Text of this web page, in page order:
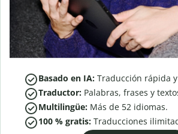
Basado en IA: Traducción rápida
Traductor: Palabras, frases y
Multilingüe: Más de 52 idiomas.
100 % gratis: Traducciones